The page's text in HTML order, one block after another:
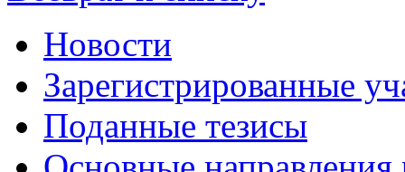
Новости
Зарегистрированные
Поданные тезисы